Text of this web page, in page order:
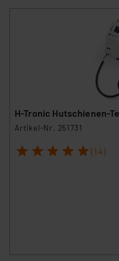
H-Tronic Hutschienen-
Artikel-Nr. 251731
1 2 3 4 5 (14)